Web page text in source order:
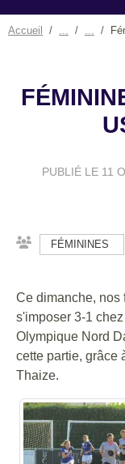
Accueil
PUBLIÉ LE 11
FÉMININES
Ce dimanche, nos
s'imposer 3-1
Olympique Nord
cette partie, grâce
Thaize.